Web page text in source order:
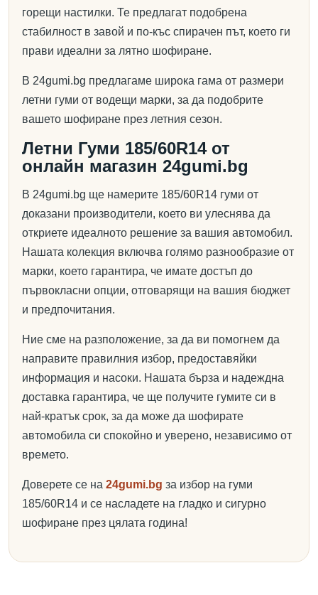
горещи настилки. Те предлагат подобрена
стабилност в завой и по-къс спирачен път, което ги
прави идеални за лятно шофиране.
В 24gumi.bg предлагаме широка гама от размери
летни гуми от водещи марки, за да подобрите
вашето шофиране през летния сезон.
Летни Гуми 185/60R14 от
онлайн магазин 24gumi.bg
В 24gumi.bg ще намерите 185/60R14 гуми от
доказани производители, което ви улеснява да
откриете идеалното решение за вашия автомобил.
Нашата колекция включва голямо разнообразие от
марки, което гарантира, че имате достъп до
първокласни опции, отговарящи на вашия бюджет
и предпочитания.
Ние сме на разположение, за да ви помогнем да
направите правилния избор, предоставяйки
информация и насоки. Нашата бърза и надеждна
доставка гарантира, че ще получите гумите си в
най-кратък срок, за да може да шофирате
автомобила си спокойно и уверено, независимо от
времето.
Доверете се на 24gumi.bg за избор на гуми
185/60R14 и се насладете на гладко и сигурно
шофиране през цялата година!